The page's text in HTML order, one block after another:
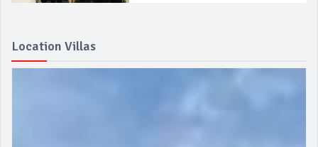
Location Villas